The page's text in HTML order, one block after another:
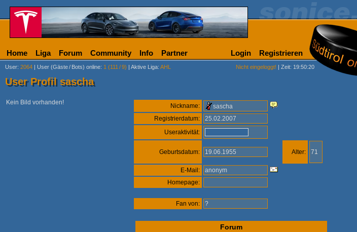
Home Liga Forum Community Info Partner Login Registrieren
User: 2064 | User (Gäste/ Bots) online: 1 (111 /9) | Aktive Liga: AHL Nicht eingeloggt! | Zeit: 19:50:20
User Profil sascha
Kein Bild vorhanden! Nickname:
sascha
Registrierdatum:
25.02.2007
Useraktivität:
Geburtsdatum: 19.06.1955 Alter: 71
E-Mail:
anonym
Homepage:
Fan von: ?
Forum